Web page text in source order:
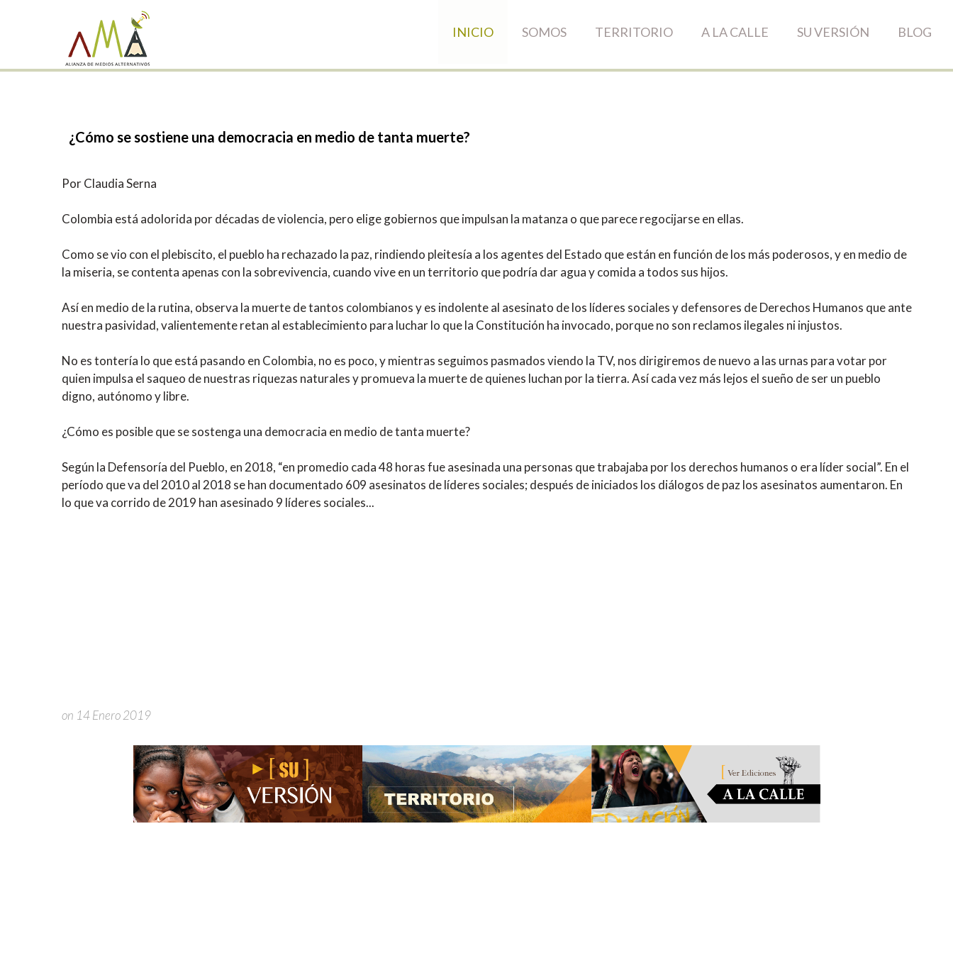
INICIO SOMOS TERRITORIO A LA CALLE SU VERSIÓN BLOG
¿Cómo sesostiene una democracia en medio de tanta muerte?
Por Claudia Serna
Colombia está adolorida por décadas de violencia, pero elige gobiernos que impulsan la matanza o que parece regocijarse en ellas.
Como se vio con el plebiscito, el pueblo ha rechazado la paz, rindiendo pleitesía a los agentes del Estado que están en función de los más poderosos, y en medio de
la miseria, se contenta apenas con la sobrevivencia, cuando vive en un territorio que podría dar agua y comida a todos sus hijos.
Así en medio de la rutina, observa la muerte de tantos colombianos y es indolente al asesinato de los líderes sociales y defensores de Derechos Humanos que ante
nuestra pasividad, valientemente retan al establecimiento para luchar lo que la Constitución ha invocado, porque no son reclamos ilegales ni injustos.
No es tontería lo que está pasando en Colombia, no es poco, y mientras seguimos pasmados viendo la TV, nos dirigiremos de nuevo a las urnas para votar por
quien impulsa el saqueo de nuestras riquezas naturales y promueva la muerte de quienes luchan por la tierra. Así cada vez más lejos el sueño de ser un pueblo
digno, autónomo y libre.
¿Cómo es posible que se sostenga una democracia en medio de tanta muerte?
Según la Defensoría del Pueblo, en 2018, “en promedio cada 48 horas fue asesinada una personas que trabajaba por los derechos humanos o era líder social”. En el
período que va del 2010 al 2018 se han documentado 609 asesinatos de líderes sociales; después de iniciados los diálogos de paz los asesinatos aumentaron. En
lo que va corrido de 2019 han asesinado 9 líderes sociales...
on 14 Enero 2019